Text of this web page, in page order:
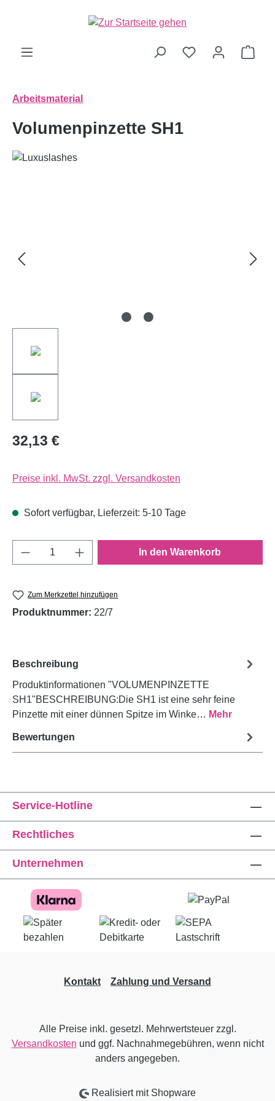
Arbeitsmaterial
Volumenpinzette SH1
32,13 €
Preise inkl. MwSt. zzgl. Versandkosten
Sofort verfügbar, Lieferzeit: 5-10 Tage
Produkt Anzahl: Gib den gewünschten
In den Warenkorb
Zum Merkzettel hinzufügen
Produktnummer: 22/7
Beschreibung
Produktinformationen "VOLUMENPINZETTE
SH1"BESCHREIBUNG:Die SH1 ist eine sehr feine
Pinzette mit einer dünnen Spitze im Winke… Mehr
Bewertungen
Service-Hotline
Rechtliches
Unternehmen
Kontakt Zahlung und Versand
Alle Preise inkl. gesetzl. Mehrwertsteuer zzgl.
Versandkosten und ggf. Nachnahmegebühren, wenn nicht
anders angegeben.
Realisiert mit Shopware